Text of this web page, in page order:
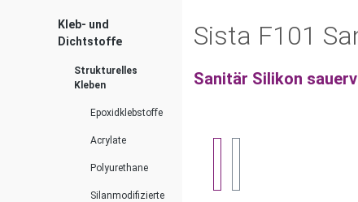
Kleb- und
Dichtstoffe
Strukturelles
Kleben
Epoxidklebstoffe
Acrylate
Polyurethane
Silanmodifizierte
Sista F101
Sanitär Silikon